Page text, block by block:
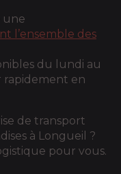
une
l’ensemble des
du lundi au
en
de transport
à Longueil ?
pour vous.